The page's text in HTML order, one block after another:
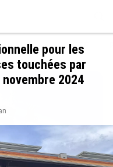
SOCIÉTÉ
pour les
touchées par
2024